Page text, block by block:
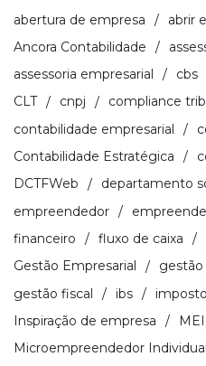
abertura de empresa
abrir
Ancora Contabilidade
assessoria empresarial
cbs
CLT
cnpj compliance
contabilidade empresarial
Contabilidade Estratégica
DCTFWeb
departamento
empreendedor
financeiro
fluxo de caixa
Gestão Empresarial
gestão
gestão fiscal
ibs
Inspiração de empresa
MEI
Microempreendedor Individual